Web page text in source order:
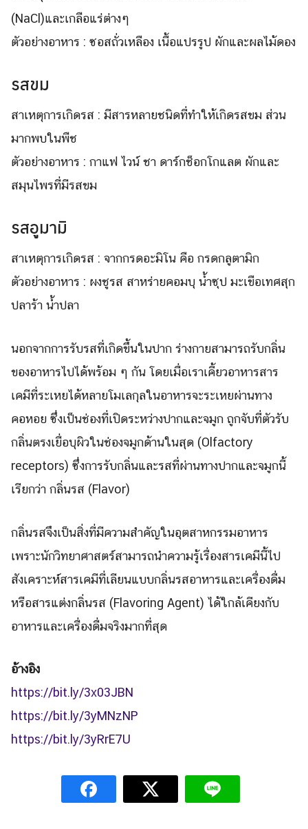
Search
for:
(NaCl)และเกลือแร่ต่างๆ
ตัวอย่างอาหาร : ซอสถั่วเหลือง เนื้อแปรรูป ผักและผลไม้ดอง
รสขม
สาเหตุการเกิดรส : มีสารหลายชนิดที่ทำให้เกิดรสขม ส่วน
มากพบในพืช
ตัวอย่างอาหาร : กาแฟ ไวน์ ชา ดาร์กช็อกโกแลต ผักและ
สมุนไพรที่มีรสขม
รสอูมามิ
สาเหตุการเกิดรส : จากกรดอะมิโน คือ กรดกลูตามิก
ตัวอย่างอาหาร : ผงชูรส สาหร่ายคอมบุ น้ำซุป มะเขือเทศสุก
ปลาร้า น้ำปลา
นอกจากการรับรสที่เกิดขึ้นในปาก ร่างกายสามารถรับกลิ่น
ของอาหารไปได้พร้อม ๆ กัน โดยเมื่อเราเคี้ยวอาหารสาร
เคมีที่ระเหยได้หลายโมเลกุลในอาหารจะระเหยผ่านทาง
คอหอย ซึ่งเป็นช่องที่เปิดระหว่างปากและจมูก ถูกจับที่ตัวรับ
กลิ่นตรงเยื่อบุผิวในช่องจมูกด้านในสุด (Olfactory
receptors) ซึ่งการรับกลิ่นและรสที่ผ่านทางปากและจมูกนี้
เรียกว่า กลิ่นรส (Flavor)
กลิ่นรสจึงเป็นสิ่งที่มีความสำคัญในอุตสาหกรรมอาหาร
เพราะนักวิทยาศาสตร์สามารถนำความรู้เรื่องสารเคมีนี้ไป
สังเคราะห์สารเคมีที่เลียนแบบกลิ่นรสอาหารและเครื่องดื่ม
หรือสารแต่งกลิ่นรส (Flavoring Agent) ได้ใกล้เคียงกับ
อาหารและเครื่องดื่มจริงมากที่สุด
อ้างอิง
https://bit.ly/3x03JBN
https://bit.ly/3yMNzNP
https://bit.ly/3yRrE7U